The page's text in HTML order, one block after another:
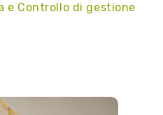
e Controllo di gestione